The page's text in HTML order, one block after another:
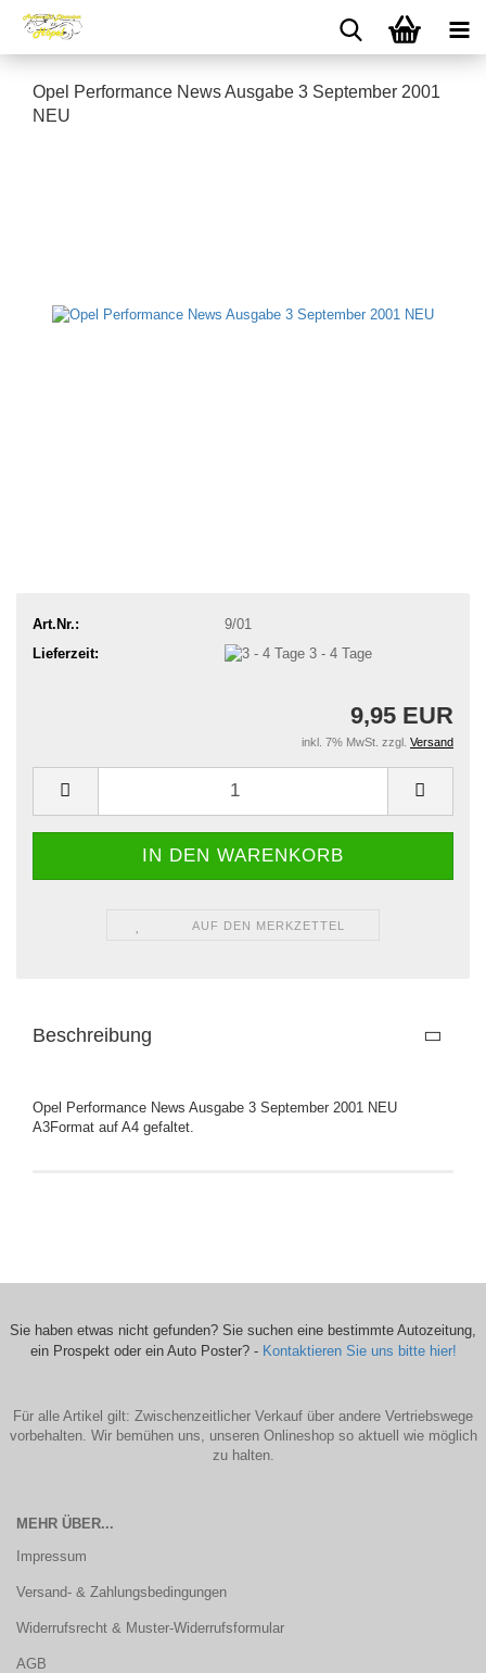
Opel Performance News Ausgabe 3 September 2001
NEU
Art.Nr.:
9/01
Lieferzeit:
3 - 4 Tage
9,95 EUR
inkl. 7% MwSt. zzgl. Versand
AUF DEN MERKZETTEL
Beschreibung
Opel Performance News Ausgabe 3 September 2001 NEU
A3Format auf A4 gefaltet.
Sie haben etwas nicht gefunden? Sie suchen eine bestimmte Autozeitung,
ein Prospekt oder ein Auto Poster? - Kontaktieren Sie uns bitte hier!
Für alle Artikel gilt: Zwischenzeitlicher Verkauf über andere Vertriebswege
vorbehalten. Wir bemühen uns, unseren Onlineshop so aktuell wie möglich
zu halten.
MEHR ÜBER...
Impressum
Versand- & Zahlungsbedingungen
Widerrufsrecht & Muster-Widerrufsformular
AGB